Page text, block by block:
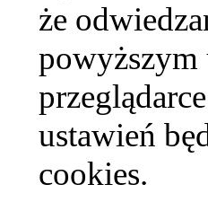
że
ustawień
cookies.